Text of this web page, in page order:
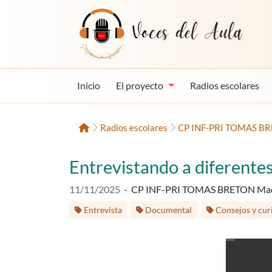
Voces del Aula
Inicio El proyecto Radios escolares
InicioRadios escolares CP INF-PRI TOMAS
Entrevistando a
Fecha de publicación:
11/11/2025 - CP INF-PRI TOMAS BRETON
Etiquetas:
Entrevista Documental Consejos y